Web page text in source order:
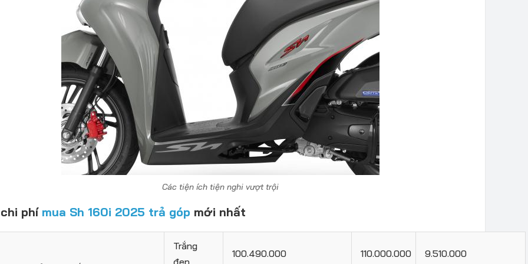
Các tiện ích tiện nghi vượt trội
phí mua Sh 160i 2025 trả góp mới nhất
Trắng
100.490.000 110.000.000 9.510.000